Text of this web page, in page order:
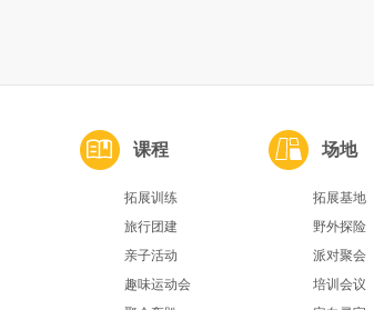
课程
拓展训练
旅行团建
亲子活动
趣味运动会
场地
拓展基地
野外探险
派对聚会
培训会议